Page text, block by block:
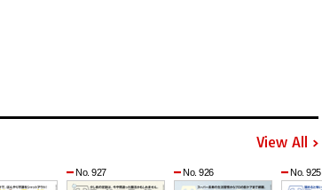
View All
No. 927 No. 926 No. 925